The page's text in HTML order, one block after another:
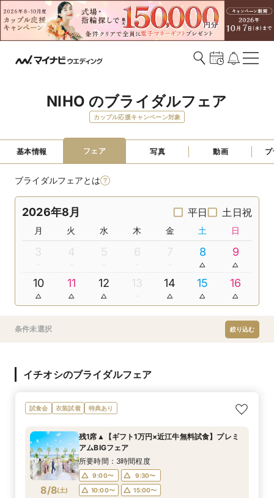
NIHO のブライダルフェア
カップル応援キャンペーン対象
基本情報 フェア 写真 動画
ブライダルフェアとは
2026年8月 平日 土日祝
月 火 水 木 金 土 日
3 4 5 6 7 8 9
10 11 12 13 14 15 16
条件未選択 絞り込む
イチオシのブライダルフェア
試食会 衣装試着 特典あり
8/8(土)
残1席▲【ギフト1万円×近江牛無料試食】プレミ
アムBIGフェア
所要時間：3時間程度
9:00〜
9:30〜
10:00〜
15:00〜